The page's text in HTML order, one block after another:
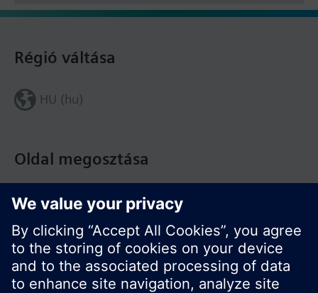
Oldal megosztása
Régió váltása
HU (hu)